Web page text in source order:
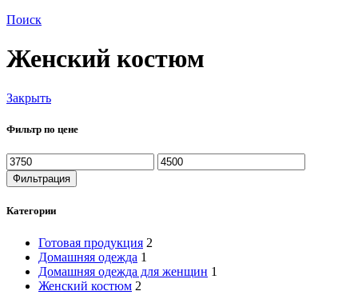
Поиск
Женский костюм
Закрыть
Фильтр по цене
Минимальная
цена
Максимальная
цена
Фильтрация
Категории
Готовая продукция 2
Домашняя одежда 1
Домашняя одежда для женщин 1
Женский костюм 2